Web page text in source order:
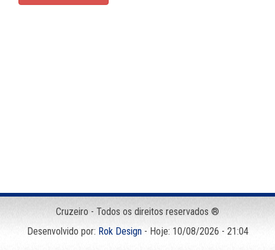
Cruzeiro - Todos os direitos reservados ®
Desenvolvido por: Rok Design- Hoje: 10/08/2026 - 21:04